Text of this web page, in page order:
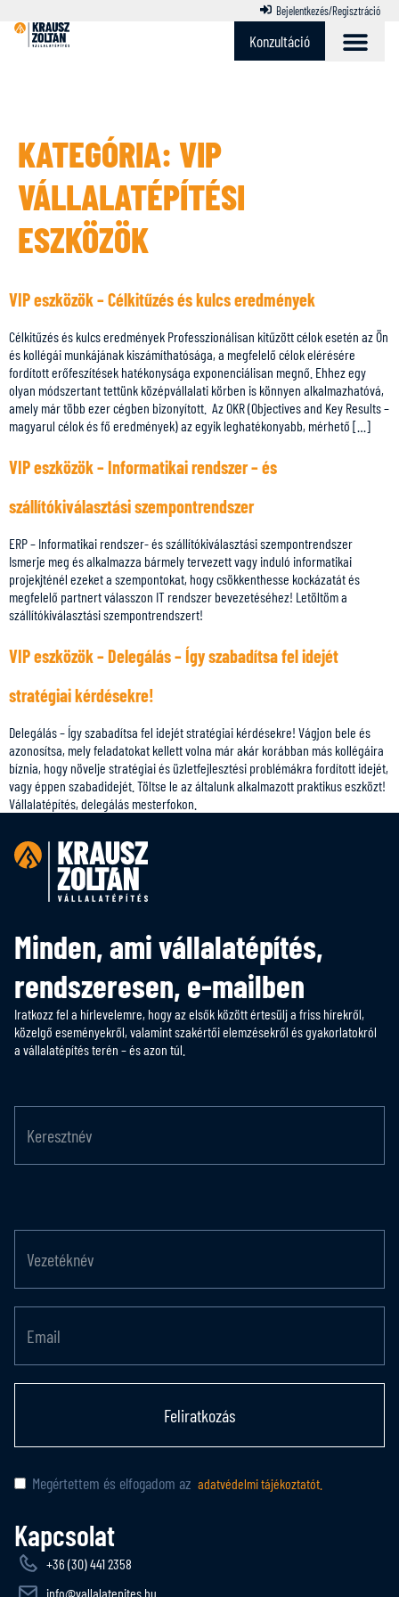
Bejelentkezés/Regisztráció
Konzultáció
KATEGÓRIA: VIP
VÁLLALATÉPÍTÉSI
ESZKÖZÖK
VIP eszközök – Célkitűzés és kulcs eredmények
Célkitűzés és kulcs eredmények Professzionálisan kitűzött célok esetén az Ön
és kollégái munkájának kiszámíthatósága, a megfelelő célok elérésére
fordított erőfeszítések hatékonysága exponenciálisan megnő. Ehhez egy
olyan módszertant tettünk középvállalati körben is könnyen alkalmazhatóvá,
amely már több ezer cégben bizonyított. Az OKR (Objectives and Key Results –
magyarul célok és fő eredmények) az egyik leghatékonyabb, mérhető […]
VIP eszközök – Informatikai rendszer – és
szállítókiválasztási szempontrendszer
ERP – Informatikai rendszer- és szállítókiválasztási szempontrendszer
Ismerje meg és alkalmazza bármely tervezett vagy induló informatikai
projekjténél ezeket a szempontokat, hogy csökkenthesse kockázatát és
megfelelő partnert válasszon IT rendszer bevezetéséhez! Letöltöm a
szállítókiválasztási szempontrendszert!
VIP eszközök – Delegálás – Így szabadítsa fel idejét
stratégiai kérdésekre!
Delegálás – Így szabadítsa fel idejét stratégiai kérdésekre! Vágjon bele és
azonosítsa, mely feladatokat kellett volna már akár korábban más kollégáira
bíznia, hogy növelje stratégiai és üzletfejlesztési problémákra fordított idejét,
vagy éppen szabadidejét. Töltse le az általunk alkalmazott praktikus eszközt!
Vállalatépítés, delegálás mesterfokon.
Minden, ami vállalatépítés,
rendszeresen, e-mailben
Iratkozz fel a hírlevelemre, hogy az elsők között értesülj a friss hírekről,
közelgő eseményekről, valamint szakértői elemzésekről és gyakorlatokról
a vállalatépítés terén – és azon túl.
Feliratkozás
Megértettem és elfogadom az adatvédelmi tájékoztatót.
Kapcsolat
+36 (30) 441 2358
info@vallalatepites.hu